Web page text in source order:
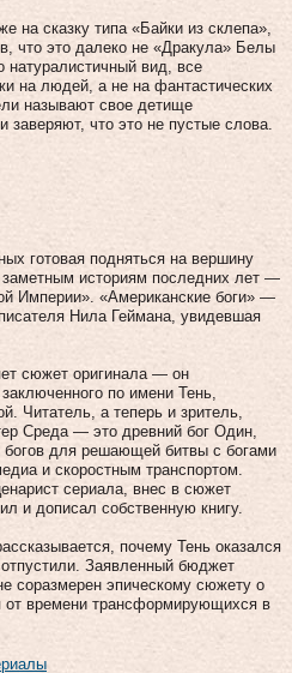
на сказку типа «Байки из склепа»,
что это далеко не «Дракула» Белы
вид, все
на людей, а не на фантастических
называют свое детище
что это не пустые слова.
готовая подняться на вершину
историям последних лет —
Империи». «Американские боги» —
Нила Геймана, увидевшая
сюжет оригинала — он
по имени Тень,
Читатель, а теперь и зритель,
Среда — это древний бог Один,
богов для решающей битвы с богами
и скоростным транспортом.
сериала, внес в сюжет
и дописал собственную книгу.
почему Тень оказался
Заявленный бюджет
соразмерен эпическому сюжету о
от времени трансформирующихся в